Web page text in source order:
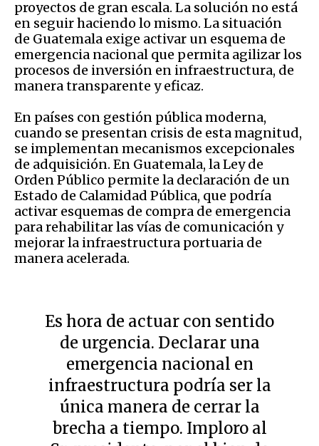
proyectos de gran escala. La solución no está
en seguir haciendo lo mismo. La situación
de Guatemala exige activar un esquema de
emergencia nacional que permita agilizar los
procesos de inversión en infraestructura, de
manera transparente y eficaz.
En países con gestión pública moderna,
cuando se presentan crisis de esta magnitud,
se implementan mecanismos excepcionales
de adquisición. En Guatemala, la Ley de
Orden Público permite la declaración de un
Estado de Calamidad Pública, que podría
activar esquemas de compra de emergencia
para rehabilitar las vías de comunicación y
mejorar la infraestructura portuaria de
manera acelerada.
Es hora de actuar con sentido
de urgencia. Declarar una
emergencia nacional en
infraestructura podría ser la
única manera de cerrar la
brecha a tiempo. Imploro al